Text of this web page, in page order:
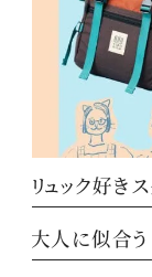
リュック好き
大人に似合う